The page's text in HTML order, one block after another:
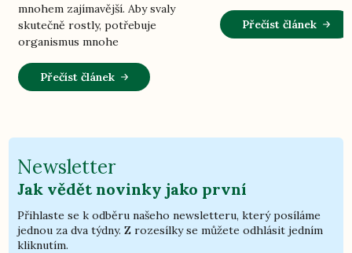
mnohem zajímavější. Aby svaly
skutečně rostly, potřebuje
organismus mnohe
Přečíst článek
Přečíst článek
Newsletter
Jak vědět novinky jako první
Přihlaste se k odběru našeho newsletteru, který posíláme
jednou za dva týdny. Z rozesílky se můžete odhlásit jedním
kliknutím.